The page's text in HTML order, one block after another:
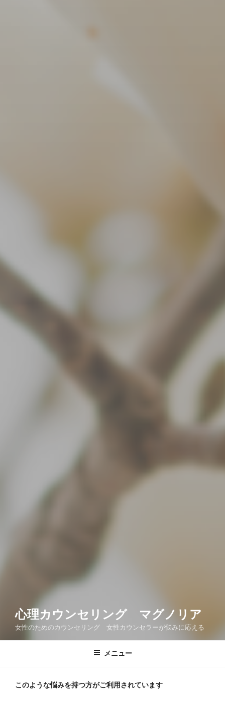
心理カウンセリング マグノリア
女性のためのカウンセリング 女性カウンセラーが悩みに応える
メニュー
このような悩みを持つ方がご利用されています